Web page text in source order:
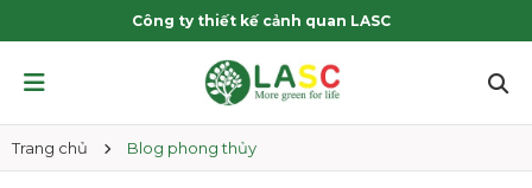
Công ty thiết kế cảnh quan LASC
Trang chủ Blog phong thủy